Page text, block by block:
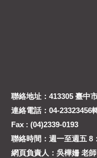
聯絡地址：413305 臺中
連絡電話：04-23323456
Fax : (04)2339-0193
聯絡時間：週一至週五 8
網頁負責人：吳樺姍 老